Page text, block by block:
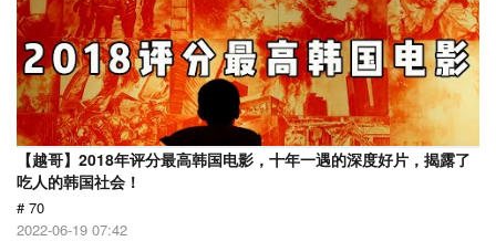
【越哥】2018年评分最高韩国电影，十年一遇的深度好片，揭露了
吃人的韩国社会！
# 70
2022-06-19 07:42